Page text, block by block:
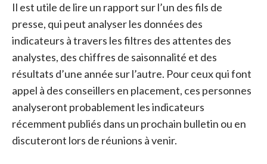
Il est utile de lire un rapport sur l’un des fils de
presse, qui peut analyser les données des
indicateurs à travers les filtres des attentes des
analystes, des chiffres de saisonnalité et des
résultats d’une année sur l’autre. Pour ceux qui font
appel à des conseillers en placement, ces personnes
analyseront probablement les indicateurs
récemment publiés dans un prochain bulletin ou en
discuteront lors de réunions à venir.